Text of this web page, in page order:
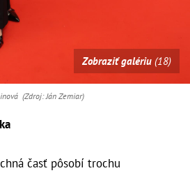
Zobraziť galériu (18)
(Zdroj: Ján Zemiar)
časť pôsobí trochu